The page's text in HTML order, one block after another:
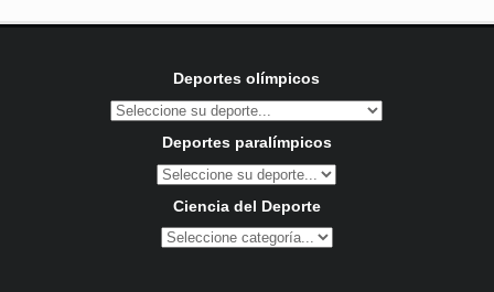
Deportes olímpicos
Deportes paralímpicos
Ciencia del Deporte